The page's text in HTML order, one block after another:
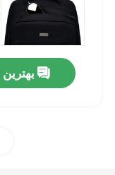
کيف مخزن
کیف محافظ مک